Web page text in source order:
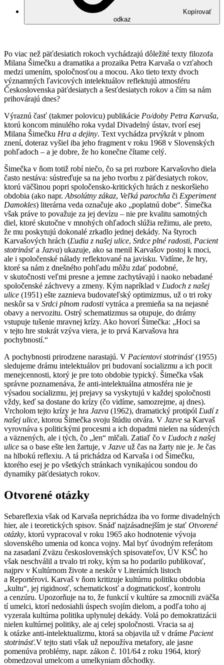
Kopírovať
odkaz
Po viac než päťdesiatich rokoch vychádzajú dôležité texty filozofa
Milana Šimečku a dramatika a prozaika Petra Karvaša o vzťahoch
medzi umením, spoločnosťou a mocou. Ako tieto texty dvoch
významných ľavicových intelektuálov reflektujú atmosféru
Československa päťdesiatych a šesťdesiatych rokov a čím sa nám
prihovárajú dnes?
Výraznú časť (takmer polovicu) publikácie Po/doby Petra Karvaša,
ktorú koncom minulého roka vydal Divadelný ústav, tvorí esej
Milana Šimečku Hra a dejiny. Text vychádza prvýkrát v plnom
znení, doteraz vyšiel iba jeho fragment v roku 1968 v Slovenských
pohľadoch – a je dobre, že ho konečne čítame celý.
Šimečka v ňom totiž robí niečo, čo sa pri rozbore Karvašovho diela
často nestáva: sústreďuje sa na jeho tvorbu z päťdesiatych rokov,
ktorú väčšinou popri spoločensko-kritických hrách z neskoršieho
obdobia (ako napr. Absolútny zákaz, Veľká parochňa či Experiment
Damokles) literárna veda označuje ako „poplatnú dobe“. Šimečka
však práve to považuje za jej devízu – nie pre kvalitu samotných
diel, ktoré skutočne v mnohých ohľadoch slúžia režimu, ale preto,
že mu poskytujú dokonalé zrkadlo jednej dekády. Na štyroch
Karvašových hrách (Ľudia z našej ulice, Srdce plné radosti, Pacient
stotrinásťa Jazva) ukazuje, ako sa menil Karvašov postoj k moci,
ale i spoločenské nálady reflektované na javisku. Vidíme, že hry,
ktoré sa nám z dnešného pohľadu môžu zdať podobné,
v skutočnosti veľmi presne a jemne zachytávajú i naoko nebadané
spoločenské záchvevy a zmeny. Kým napríklad v Ľudoch z našej
ulice (1951) ešte zaznieva budovateľský optimizmus, už o tri roky
neskôr sa v Srdci plnom radosti vytráca a premieňa sa na nejasné
obavy a nervozitu. Ostrý schematizmus sa otupuje, do drámy
vstupuje tušenie mravnej krízy. Ako hovorí Šimečka: „Hoci sa
v tejto hre stokrát vzýva viera, je to prvá Karvašova hra
pochybností.“
A pochybnosti prirodzene narastajú. V Pacientovi stotrinásť(1955)
sledujeme drámu intelektuálov pri budovaní socializmu a ich pocit
menejcennosti, ktorý je pre toto obdobie typický. Šimečka však
správne poznamenáva, že anti-intelektuálna atmosféra nie je
výsadou socializmu, jej prejavy sa vyskytujú v každej spoločnosti
vždy, keď sa dostane do krízy (čo vidíme, samozrejme, aj dnes).
Vrcholom tejto krízy je hra Jazva (1962), dramatický protipól Ľudí z
našej ulice, ktorou Šimečka svoju štúdiu otvára. V Jazve sa Karvaš
vyrovnáva s politickými procesmi a ich dopadmi nielen na súdených
a väznených, ale i tých, čo „len“ mlčali. Zatiaľ čo v Ľudoch z našej
ulice sa o base ešte len žartuje, v Jazve už čas na žarty nie je. Je čas
na hlbokú reflexiu. A tá prichádza od Karvaša i od Šimečku,
ktorého esej je po všetkých stránkach vynikajúcou sondou do
dynamiky päťdesiatych rokov.
Otvorené otázky
Sebareflexia však od Karvaša neprichádza iba vo forme divadelných
hier, ale i teoretických spisov. Snáď najzásadnejším je stať Otvorené
otázky, ktorú vypracoval v roku 1965 ako hodnotenie vývoja
slovenského umenia od konca vojny. Mal byť úvodným referátom
na zasadaní Zväzu československých spisovateľov, ÚV KSČ ho
však neschválil a trvalo tri roky, kým sa ho podarilo publikovať,
najprv v Kultúrnom živote a neskôr v Literárních listoch
a Reportérovi. Karvaš v ňom kritizuje kultúrnu politiku obdobia
„kultu“, jej rigidnosť, schematickosť a dogmatickosť, kontrolu
a cenzúru. Upozorňuje na to, že funkcií v kultúre sa zmocnili zväčša
tí umelci, ktorí nedosiahli úspech svojím dielom, a podľa toho aj
vyzerala kultúrna politika uplynulej dekády. Volá po demokratizácii
nielen kultúrnej politiky, ale aj celej spoločnosti. Vracia sa aj
k otázke anti-intelektualizmu, ktorá sa objavila už v dráme Pacient
stotrinásť.V tejto stati však už nepoužíva metafory, ale jasne
pomenúva problémy, napr. zákon č. 101/64 z roku 1964, ktorý
obmedzoval umelcom a umelkyniam dôchodky.